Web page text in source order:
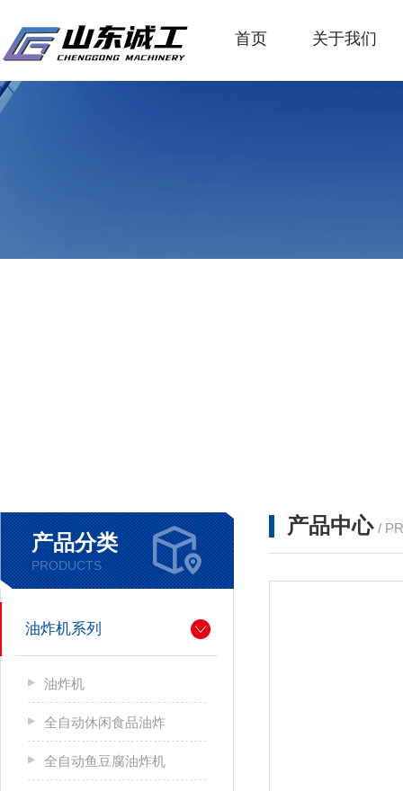
首页 关于我们
产品分类
PRODUCTS
油炸机系列
油炸机
全自动休闲食品油炸
全自动鱼豆腐油炸机
产品中心 /